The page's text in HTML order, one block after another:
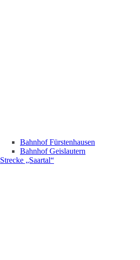
Bahnhof Fürstenhausen
Bahnhof Geislautern
Strecke „Saartal“